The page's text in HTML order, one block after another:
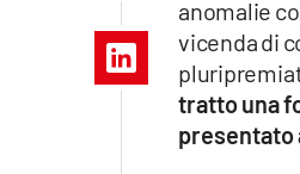
anomalie
vicenda di
tratto una
presentato